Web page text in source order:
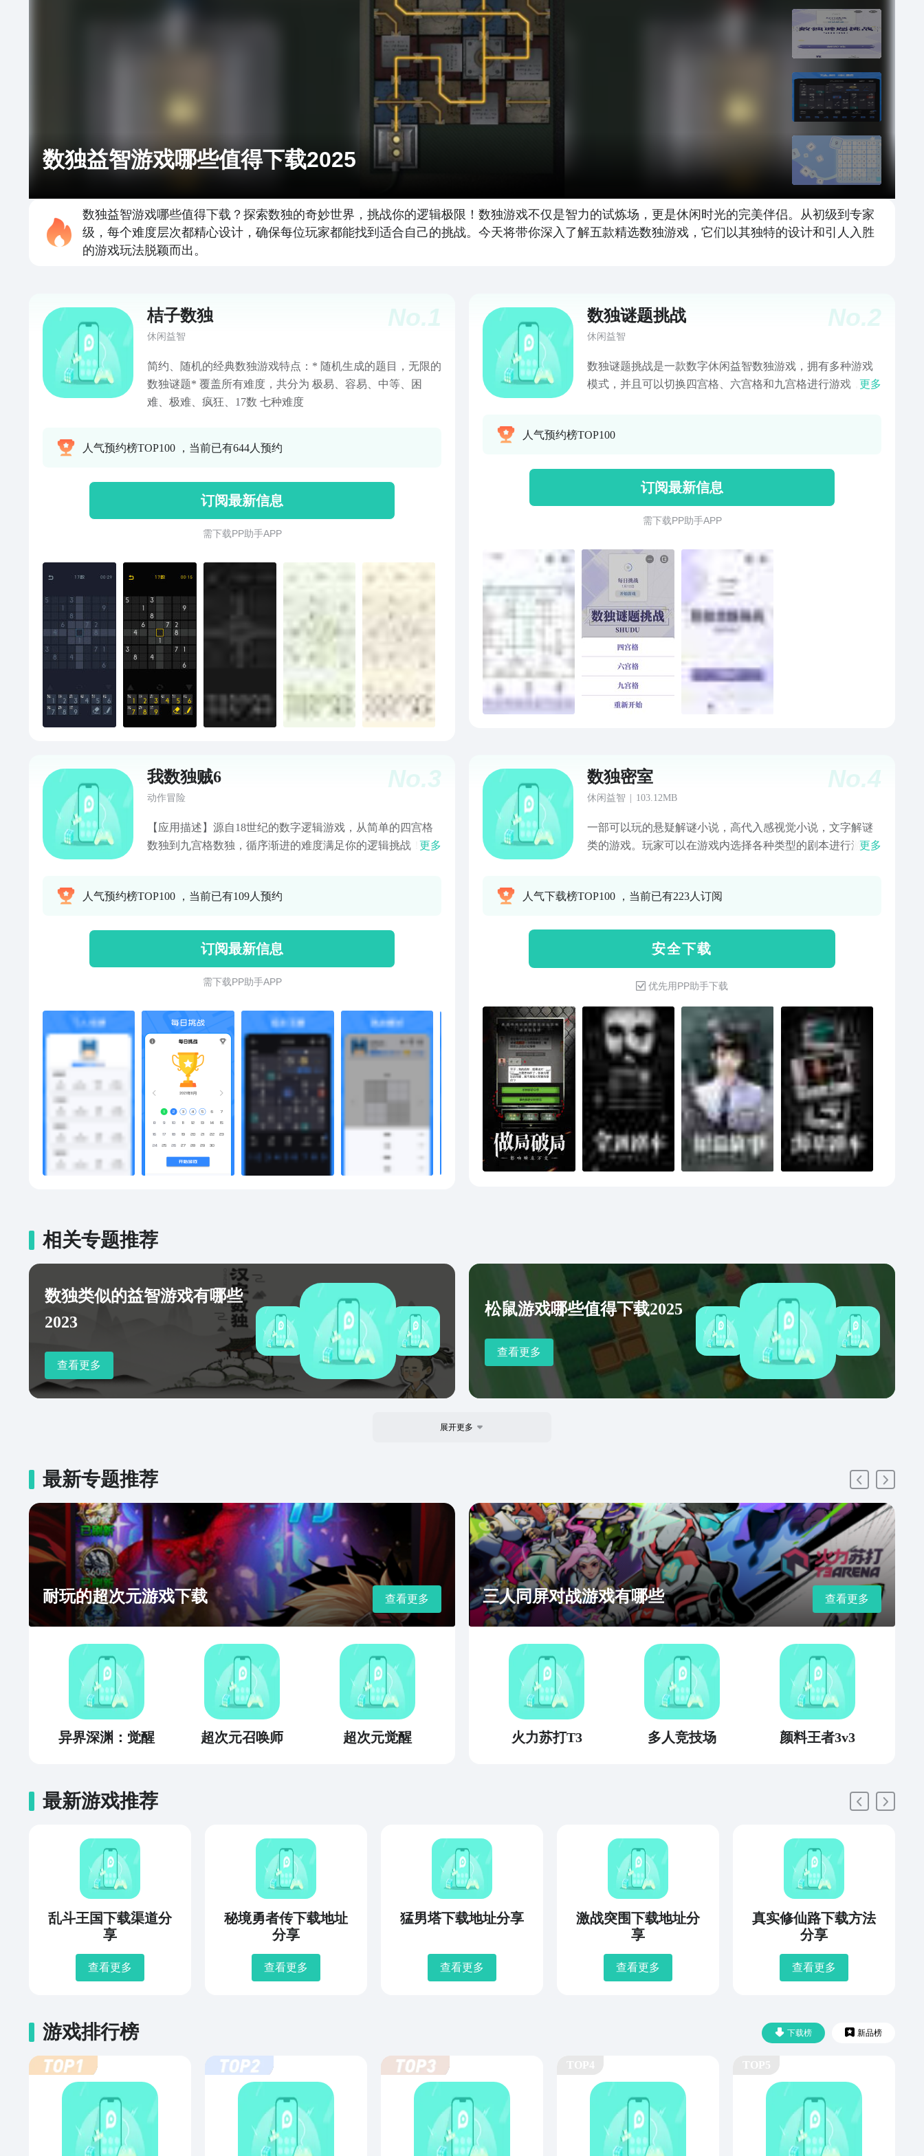
数独益智游戏哪些值得下载2025
数独益智游戏哪些值得下载？探索数独的奇妙世界，挑战你的逻辑极限！数独游戏不仅是智力的试炼场，更是休闲时光的完美伴侣。从初级到专家
级，每个难度层次都精心设计，确保每位玩家都能找到适合自己的挑战。今天将带你深入了解五款精选数独游戏，它们以其独特的设计和引人入胜
的游戏玩法脱颖而出。
No.1
桔子数独
休闲益智
简约、随机的经典数独游戏特点：* 随机生成的题目，无限的
数独谜题* 覆盖所有难度，共分为 极易、容易、中等、困
难、极难、疯狂、17数 七种难度
人气预约榜TOP100 ，当前已有644人预约
订阅最新信息
需 下 载 P P 助 手 A P P
No.2
数独谜题挑战
休闲益智
数独谜题挑战是一款数字休闲益智数独游戏，拥有多种游戏
模式，并且可以切换四宫格、六宫格和九宫格进行游戏，玩
复数字，各种数独玩法，可以来西西下载玩游戏。
更多
人气预约榜TOP100
订阅最新信息
需 下 载 P P 助 手 A P P
No.3
我数独贼6
动作冒险
【应用描述】源自18世纪的数字逻辑游戏，从简单的四宫格
数独到九宫格数独，循序渐进的难度满足你的逻辑挑战！画
挑战：每日一道数独谜题，通过挑战即可获得星星奖励，完
你选，助你快速通关-智能提示：根据当前谜题进度，给予解
题线索，助你通关不费力【游戏特点】-简单易懂，免费畅玩-
全新数独游戏，无限个数独关卡，简单操作下的无穷乐趣！-
操作方便简单，单手就可以玩-关卡丰富有趣，难度由易到
题的乐趣，都能在数独中体现出来，来试试吧，体验数字的
魅力！
更多
人气预约榜TOP100 ，当前已有109人预约
订阅最新信息
需 下 载 P P 助 手 A P P
No.4
数独密室
休闲益智 103.12MB
一部可以玩的悬疑解谜小说，高代入感视觉小说，文字解谜
类的游戏。玩家可以在游戏内选择各种类型的剧本进行游
特点。每个故事都有几十个乃至更多的不同结局，您可以通
项，这些关键选项可以对角色的后续选择产生长远的关键性
的影响。在游戏中的某些关键性选择或者某些特定选择，都
会获得特定成就，以及隐藏的游戏结局，快来探索吧！
更多
人气下载榜TOP100 ，当前已有223人订阅
安 全 下 载
优先用PP助手下载
相关专题推荐
数独类似的益智游戏有哪些
2023
查看更多
松鼠游戏哪些值得下载2025
查看更多
展开更多
最新专题推荐
耐玩的超次元游戏下载 查看更多
异界深渊：觉醒 超次元召唤师 超次元觉醒
三人同屏对战游戏有哪些 查看更多
火力苏打T3 多人竞技场 颜料王者3v3
最新游戏推荐
乱斗王国下载渠道分
享
查看更多
秘境勇者传下载地址
分享
查看更多
猛男塔下载地址分享
查看更多
激战突围下载地址分
享
查看更多
真实修仙路下载方法
分享
查看更多
下载榜 新品榜
游戏排行榜